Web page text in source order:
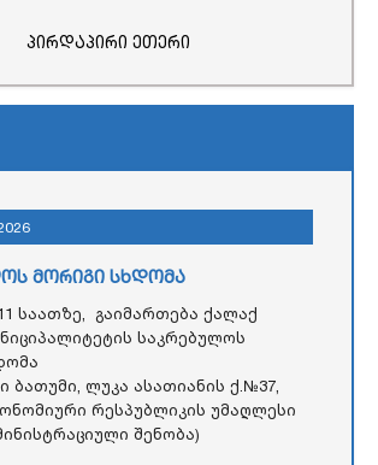
პირდაპირი ეთერი
მორიგი სხდომა
საათზე, გაიმართება ქალაქ
საკრებულოს
ბათუმი, ლუკა ასათიანის ქ.№37,
რესპუბლიკის უმაღლესი
შენობა)